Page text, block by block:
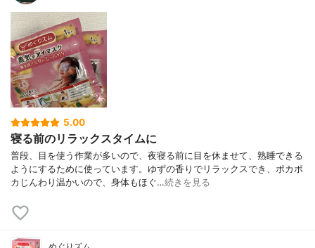
5.00
寝る前のリラックスタイムに
普段、目を使う作業が多いので、夜寝る前に目を休ませて、熟睡できる
ようにするために使っています。ゆずの香りでリラックスでき、ポカポ
カじんわり温かいので、身体もほぐ…続きを見る